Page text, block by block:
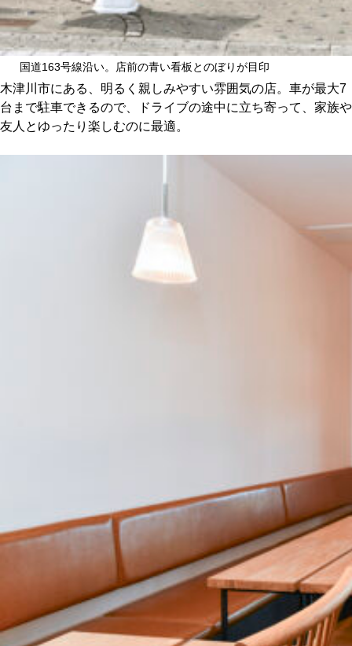
国道163号線沿い。店前の青い看板とのぼりが目印
木津川市にある、明るく親しみやすい雰囲気の店。車が最大7
台まで駐車できるので、ドライブの途中に立ち寄って、家族や
友人とゆったり楽しむのに最適。